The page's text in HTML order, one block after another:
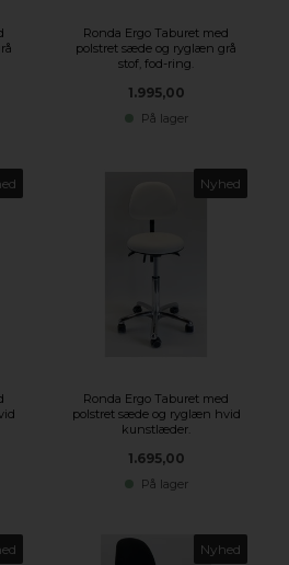
Ronda Ergo Taburet med
polstret sæde og ryglæn grå
stof, fod-ring.
1.995,00
På lager
Nyhed
Ronda Ergo Taburet med
polstret sæde og ryglæn hvid
kunstlæder.
1.695,00
På lager
Nyhed